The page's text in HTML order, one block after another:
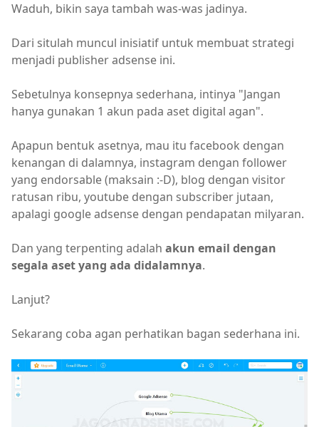
Waduh, bikin saya tambah was-was jadinya.
Dari situlah muncul inisiatif untuk membuat strategi
menjadi publisher adsense ini.
Sebetulnya konsepnya sederhana, intinya "Jangan
hanya gunakan 1 akun pada aset digital agan".
Apapun bentuk asetnya, mau itu facebook dengan
kenangan di dalamnya, instagram dengan follower
yang endorsable (maksain :-D), blog dengan visitor
ratusan ribu, youtube dengan subscriber jutaan,
apalagi google adsense dengan pendapatan milyaran.
Dan yang terpenting adalah akun email dengan
segala aset yang ada didalamnya.
Lanjut?
Sekarang coba agan perhatikan bagan sederhana ini.